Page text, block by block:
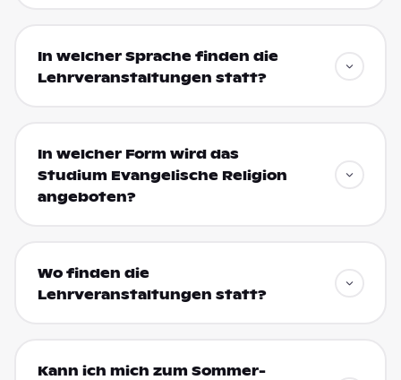
In welcher Sprache finden die
Lehrveranstaltungen statt?
In welcher Form wird das
Studium Evangelische Religion
angeboten?
Wo finden die
Lehrveranstaltungen statt?
Kann ich mich zum Sommer-